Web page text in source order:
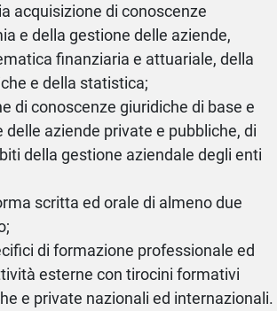
acquisizione di conoscenze
e della gestione delle aziende,
finanziaria e attuariale, della
e della statistica;
di conoscenze giuridiche di base e
aziende private e pubbliche, di
della gestione aziendale degli enti
scritta ed orale di almeno due
di formazione professionale ed
esterne con tirocini formativi
e private nazionali ed internazionali.